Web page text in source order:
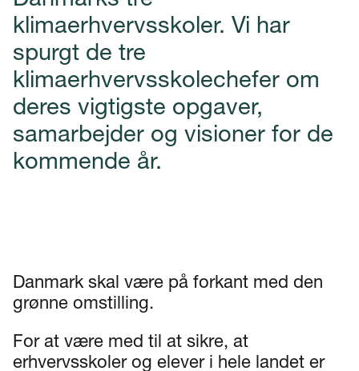
klimaerhvervsskoler. Vi har
spurgt de tre
klimaerhvervsskolechefer om
deres vigtigste opgaver,
samarbejder og visioner for de
kommende år.
Danmark skal være på forkant med den
grønne omstilling.
For at være med til at sikre, at
erhvervsskoler og elever i hele landet er